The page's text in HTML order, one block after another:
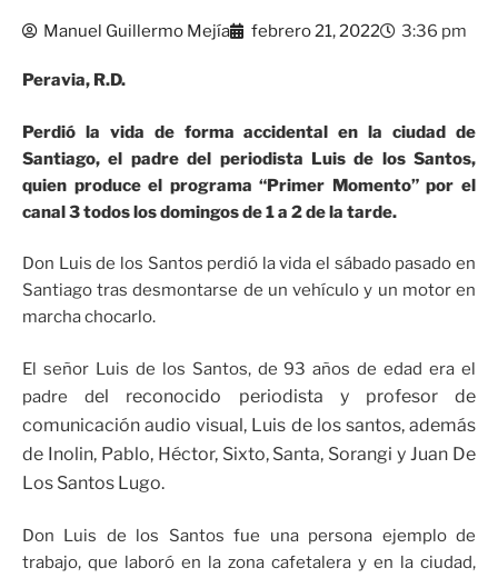
Manuel Guillermo Mejía febrero 21, 2022 3:36 pm
Peravia, R.D.
Perdió la vida de forma accidental en la ciudad de
Santiago, el padre del periodista Luis de los Santos,
quien produce el programa “Primer Momento” por el
canal 3 todos los domingos de 1 a 2 de la tarde.
Don Luis de los Santos perdió la vida el sábado pasado en
Santiago tras desmontarse de un vehículo y un motor en
marcha chocarlo.
El señor Luis de los Santos, de 93 años de edad era el
padre del reconocido periodista y profesor de
comunicación audio visual, Luis de los santos, además
de Inolin, Pablo, Héctor, Sixto, Santa, Sorangi y Juan De
Los Santos Lugo.
Don Luis de los Santos fue una persona ejemplo de
trabajo, que laboró en la zona cafetalera y en la ciudad,